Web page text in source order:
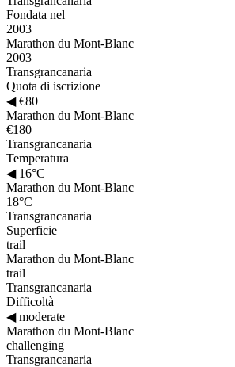
Fondata nel
2003
Marathon du Mont-Blanc
2003
Transgrancanaria
Quota di iscrizione
◀€80
Marathon du Mont-Blanc
€180
Transgrancanaria
Temperatura
◀16°C
Marathon du Mont-Blanc
18°C
Transgrancanaria
Superficie
trail
Marathon du Mont-Blanc
trail
Transgrancanaria
Difficoltà
◀moderate
Marathon du Mont-Blanc
challenging
Transgrancanaria